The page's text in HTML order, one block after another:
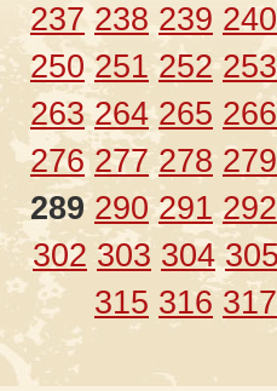
237 238 239 240
250 251 252 253
263 264 265 266
276 277 278 279
289 290 291 292
302 303 304
315 316 317